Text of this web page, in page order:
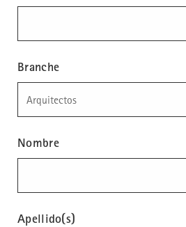
Branche
Nombre
Apellido(s)